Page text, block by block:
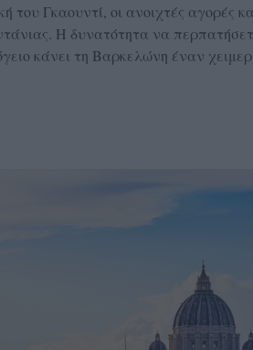
του Γκαουντί, οι ανοιχτές αγορές
Η δυνατότητα να
κάνει τη Βαρκελώνη έναν